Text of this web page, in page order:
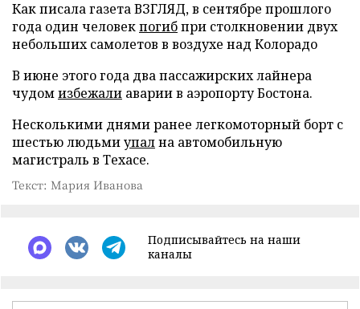
Как писала газета ВЗГЛЯД, в сентябре прошлого
года один человекпогибпри столкновении двух
небольших самолетов в воздухе над Колорадо
В июне этого года два пассажирских лайнера
чудомизбежали аварии в аэропорту Бостона.
Несколькими днями ранее легкомоторный борт с
шестью людьмиупална автомобильную
магистраль в Техасе.
Текст: Мария Иванова
Подписывайтесь на наши
каналы